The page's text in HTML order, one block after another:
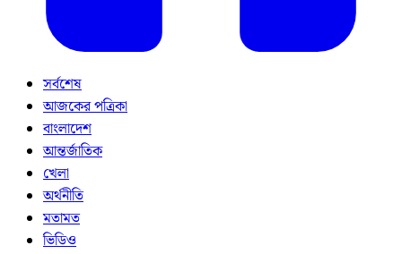
সর্বশেষ
আজকের পত্রিকা
বাংলাদেশ
আন্তর্জাতিক
খেলা
অর্থনীতি
মতামত
ভিডিও